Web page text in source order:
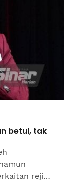
betul, tak
rejim